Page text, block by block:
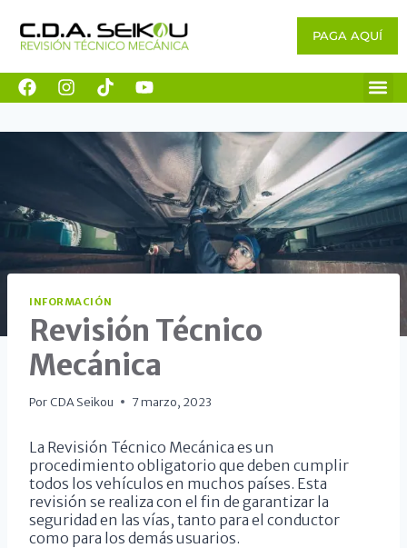
PAGA AQUÍ
INFORMACIÓN
Revisión Técnico
Mecánica
Por CDA Seikou 7 marzo, 2023
La Revisión Técnico Mecánica es un
procedimiento obligatorio que deben cumplir
todos los vehículos en muchos países. Esta
revisión se realiza con el fin de garantizar la
seguridad en las vías, tanto para el conductor
como para los demás usuarios.